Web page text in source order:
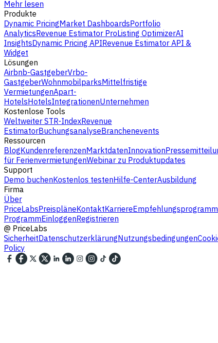
Mehr lesen
Produkte
Dynamic PricingMarket DashboardsPortfolio
AnalyticsRevenue Estimator ProListing OptimizerAI
InsightsDynamic Pricing APIRevenue Estimator API &
Widget
Lösungen
Airbnb-GastgeberVrbo-
GastgeberWohnmobilparksMittelfristige
VermietungenApart-
HotelsHotelsIntegrationenUnternehmen
Kostenlose Tools
Weltweiter STR-IndexRevenue
EstimatorBuchungsanalyseBranchenevents
Ressourcen
BlogKundenreferenzenMarktdatenInnovation
für FerienvermietungenWebinar zu Produktupdates
Support
Demo buchenKostenlos testenHilfe-CenterAusbildung
Firma
Über
PriceLabsPreispläneKontaktKarriereEmpfehlungsprogramm
ProgrammEinloggenRegistrieren
@ PriceLabs
SicherheitDatenschutzerklärungNutzungsbedingungen
Policy